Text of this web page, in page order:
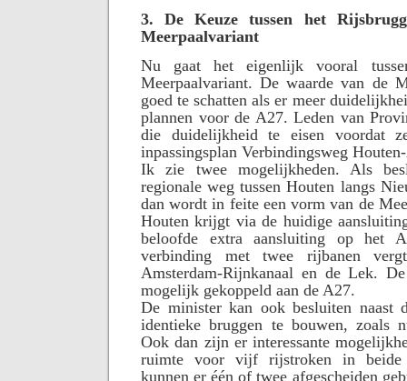
3. De Keuze tussen het
Meerpaalvariant
Nu gaat het eigenlijk vooral
Meerpaalvariant. De waarde van de
goed te schatten als er meer
plannen voor de A27. Leden van
die duidelijkheid te eisen voordat
inpassingsplan Verbindingsweg
Ik zie twee mogelijkheden. Als
regionale weg tussen Houten langs
dan wordt in feite een vorm van de
Houten krijgt via de huidige
beloofde extra aansluiting op het
verbinding met twee rijbanen
Amsterdam-Rijnkanaal en de Lek.
mogelijk gekoppeld aan de A27.
De minister kan ook besluiten naast
identieke bruggen te bouwen, zoals
Ook dan zijn er interessante
ruimte voor vijf rijstroken in beide
kunnen er één of twee afgescheiden